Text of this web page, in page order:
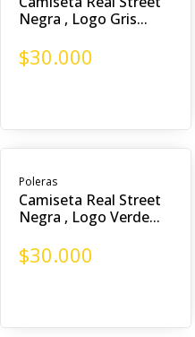
Negra , Logo Gris...
$30.000
Poleras
Camiseta Real Street
Negra , Logo Verde...
$30.000